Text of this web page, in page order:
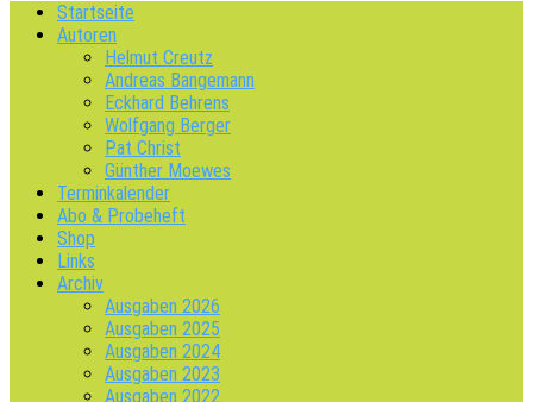
Startseite
Autoren
Helmut Creutz
Andreas Bangemann
Eckhard Behrens
Wolfgang Berger
Pat Christ
Günther Moewes
Terminkalender
Abo & Probeheft
Shop
Links
Archiv
Ausgaben 2026
Ausgaben 2025
Ausgaben 2024
Ausgaben 2023
Ausgaben 2022